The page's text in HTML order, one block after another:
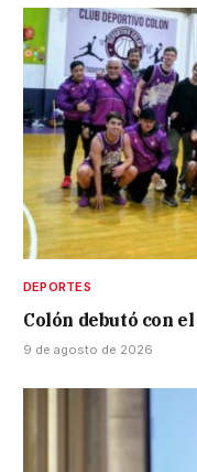
DEPORTES
Colón debutó con
9 de agosto de 2026